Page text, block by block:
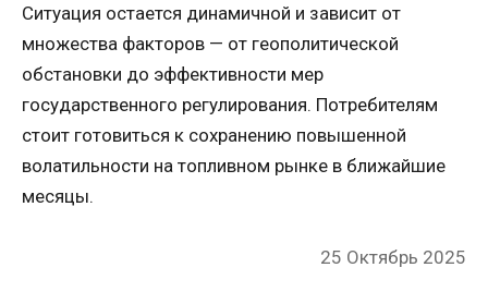
Ситуация остается динамичной и зависит от
множества факторов — от геополитической
обстановки до эффективности мер
государственного регулирования. Потребителям
стоит готовиться к сохранению повышенной
волатильности на топливном рынке в ближайшие
месяцы.
Posted
25 Октябрь 2025